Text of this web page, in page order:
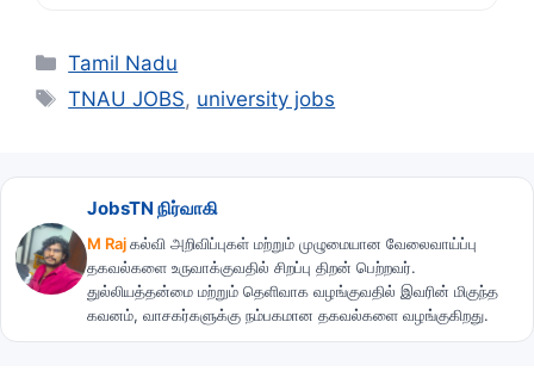
Categories
Tamil Nadu
Tags
TNAU JOBS, university jobs
JobsTN நிர்வாகி
M Rajகல்வி அறிவிப்புகள் மற்றும் முழுமையான வேலைவாய்ப்பு
தகவல்களை உருவாக்குவதில் சிறப்பு திறன் பெற்றவர்.
துல்லியத்தன்மை மற்றும் தெளிவாக வழங்குவதில் இவரின் மிகுந்த
கவனம், வாசகர்களுக்கு நம்பகமான தகவல்களை வழங்குகிறது.